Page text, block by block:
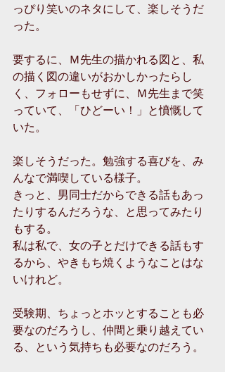
っぴり笑いのネタにして、楽しそうだ
った。
要するに、Ｍ先生の描かれる図と、私
の描く図の違いがおかしかったらし
く、フォローもせずに、Ｍ先生まで笑
っていて、「ひどーい！」と憤慨して
いた。
楽しそうだった。勉強する喜びを、み
んなで満喫している様子。
きっと、男同士だからできる話もあっ
たりするんだろうな、と思ってみたり
もする。
私は私で、女の子とだけできる話もす
るから、やきもち焼くようなことはな
いけれど。
受験期、ちょっとホッとすることも必
要なのだろうし、仲間と乗り越えてい
る、という気持ちも必要なのだろう。